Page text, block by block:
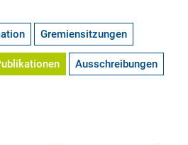
Gremiensitzungen
Ausschreibungen